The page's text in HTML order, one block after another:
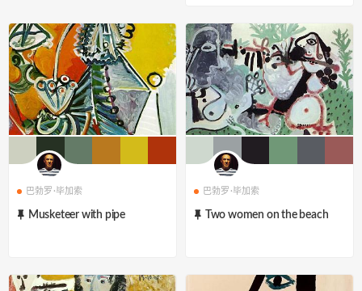
巴勃罗·毕加索
Musketeer with pipe
巴勃罗·毕加索
Two women on the beach